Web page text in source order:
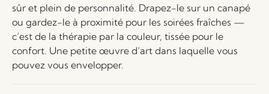
sûr et plein de personnalité. Drapez-le sur un canapé
ou gardez-le à proximité pour les soirées fraîches —
c’est de la thérapie par la couleur, tissée pour le
confort. Une petite œuvre d’art dans laquelle vous
pouvez vous envelopper.